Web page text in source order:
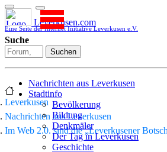
Leverkusen.com
Eine Seite der Internet Initiative Leverkusen e.V.
Suche
Suchen
Nachrichten aus Leverkusen
Stadtinfo
Bevölkerung
Bildung
Denkmäler
Der Tag in Leverkusen
Geschichte
Leverkusen
Nachrichten aus Leverkusen
Im Web 2.0. sind die „Leverkusener